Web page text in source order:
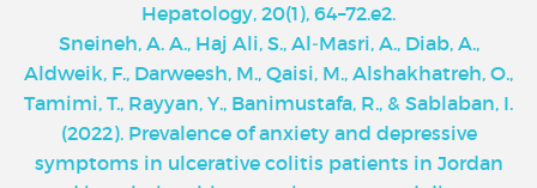
Hepatology, 20(1), 64–72.e2.
Sneineh, A. A., Haj Ali, S., Al‑Masri, A., Diab, A.,
Aldweik, F., Darweesh, M., Qaisi, M., Alshakhatreh, O.,
Tamimi, T., Rayyan, Y., Banimustafa, R., & Sablaban, I.
(2022). Prevalence of anxiety and depressive
symptoms in ulcerative colitis patients in Jordan